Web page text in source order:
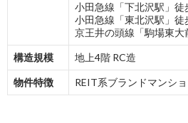
小田急線「下北沢駅」徒
小田急線「東北沢駅」徒
京王井の頭線「駒場東
構造規模 地上4階 RC造
物件特徴 REIT系ブランドマンシ